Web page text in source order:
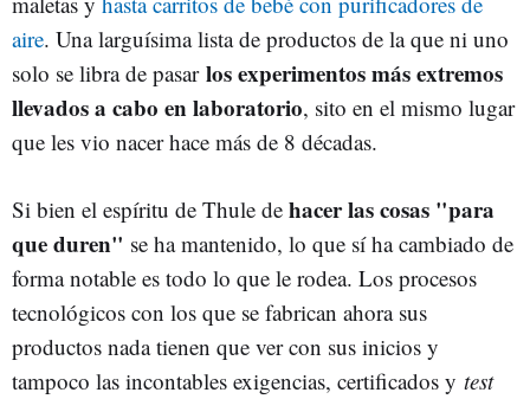
aire. Una larguísima lista de productos de la que ni uno
solo se libra de pasar los experimentos más extremos
llevados a cabo en laboratorio, sito en el mismo lugar
que les vio nacer hace más de 8 décadas.
Si bien el espíritu de Thule de hacer las cosas "para
que duren" se ha mantenido, lo que sí ha cambiado de
forma notable es todo lo que le rodea. Los procesos
tecnológicos con los que se fabrican ahora sus
productos nada tienen que ver con sus inicios y
tampoco las incontables exigencias, certificados y test